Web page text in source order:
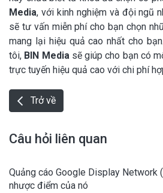
Media, với kinh nghiệm và đội ngũ
sẽ tư vấn miễn phí cho bạn chọn
mang lại hiệu quả cao nhất cho
tôi, BIN Media sẽ giúp cho bạn có
trực tuyến hiệu quả cao với chi phí
Trở về
Câu hỏi liên quan
Quảng cáo Google Display Network
nhược điểm của nó